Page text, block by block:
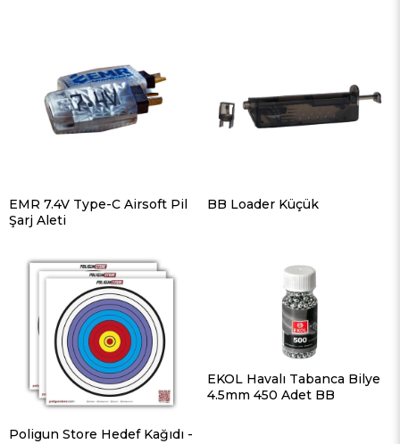
EMR 7.4V Type-C Airsoft Pil
Şarj Aleti
BB Loader Küçük
Poligun Store Hedef Kağıdı -
EKOL Havalı Tabanca Bilye
4.5mm 450 Adet BB